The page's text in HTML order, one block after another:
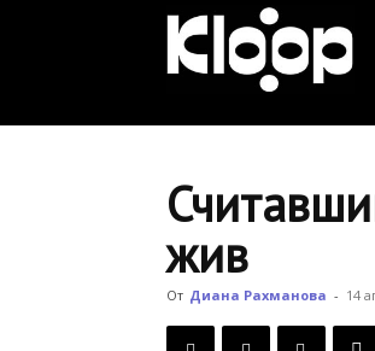
жив
От Диана Рахманова - 14